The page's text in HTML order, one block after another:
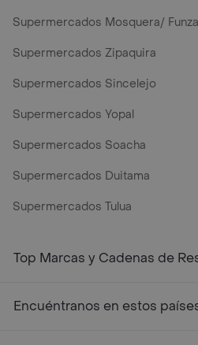
Supermercados Mosquera/ Funza
Supermercados Zipaquira
Supermercados Sincelejo
Supermercados Yopal
Supermercados Soacha
Supermercados Duitama
Supermercados Tulua
Top Marcas y Cadenas de
Encuéntranos en estos